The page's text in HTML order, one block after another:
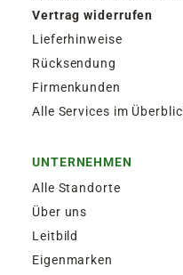
Vertrag widerrufen
Lieferhinweise
Rücksendung
Firmenkunden
Alle Services im
UNTERNEHMEN
Alle Standorte
Über uns
Leitbild
Eigenmarken